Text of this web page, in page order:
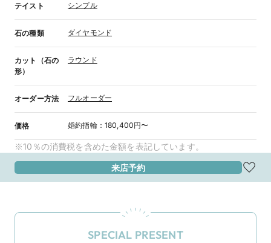
テイスト シンプル
石の種類 ダイヤモンド
カット（石の
形）
ラウンド
オーダー方法 フルオーダー
価格 婚約指輪： 180,400円〜
※10％の消費税を含めた金額を表記しています。
来店予約
SPECIAL PRESENT